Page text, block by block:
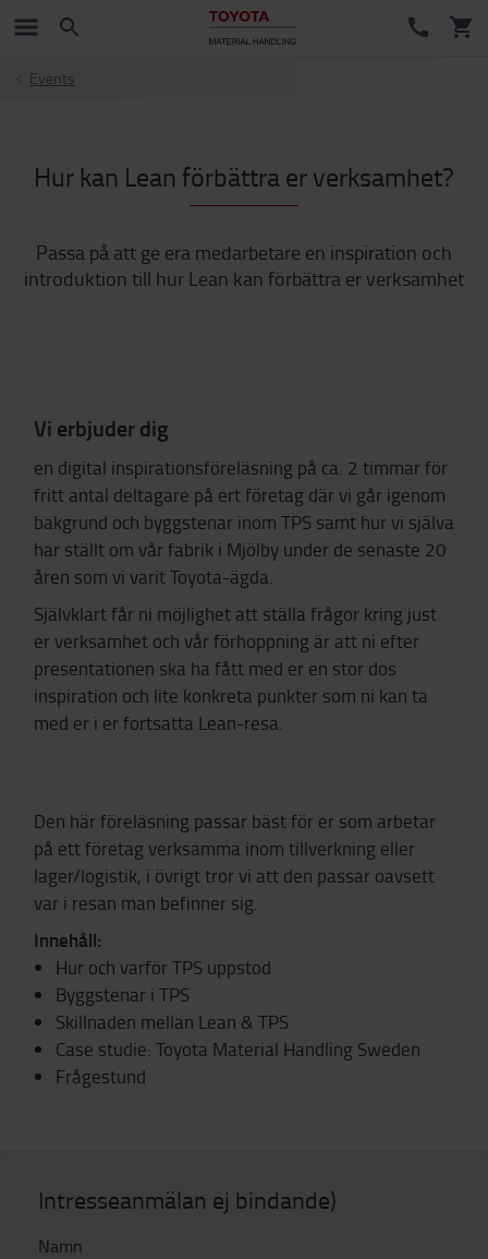
Events
Hur kan Lean förbättra er verksamhet?
Passa på att ge era medarbetare en inspiration och
introduktion till hur Lean kan förbättra er verksamhet
Vi erbjuder dig
en digital inspirationsföreläsning på ca. 2 timmar för
fritt antal deltagare på ert företag där vi går igenom
bakgrund och byggstenar inom TPS samt hur vi själva
har ställt om vår fabrik i Mjölby under de senaste 20
åren som vi varit Toyota-ägda.
Självklart får ni möjlighet att ställa frågor kring just
er verksamhet och vår förhoppning är att ni efter
presentationen ska ha fått med er en stor dos
inspiration och lite konkreta punkter som ni kan ta
med er i er fortsatta Lean-resa.
Den här föreläsning passar bäst för er som arbetar
på ett företag verksamma inom tillverkning eller
lager/logistik, i övrigt tror vi att den passar oavsett
var i resan man befinner sig.
Innehåll:
Hur och varför TPS uppstod
Byggstenar i TPS
Skillnaden mellan Lean & TPS
Case studie: Toyota Material Handling Sweden
Frågestund
Intresseanmälan ej bindande)
Namn